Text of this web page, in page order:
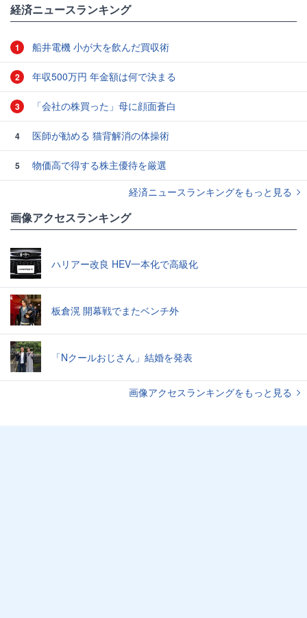
経済ニュースランキング
1 船井電機 小が大を飲んだ買収術
2 年収500万円 年金額は何で決まる
3 「会社の株買った」母に顔面蒼白
4 医師が勧める 猫背解消の体操術
5
物価高で得する株主優待を厳選
経済ニュースランキングをもっと見る
画像アクセスランキング
ハリアー改良 HEV一本化で高級化
板倉滉 開幕戦でまたベンチ外
「Nクールおじさん」結婚を発表
画像アクセスランキングをもっと見る